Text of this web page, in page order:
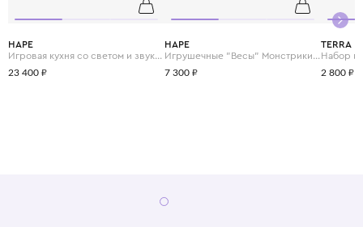
HAPE
Игровая кухня со светом и звуком "Готовим вместе"
23 400 ₽
HAPE
Игрушечные "Весы" Монстрики с брошюрой примеров на сложение и состав числа
7 300 ₽
TERRA
2 800 ₽